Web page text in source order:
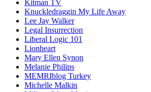
Kitman TV
Knuckledraggin My Life Away
Lee Jay Walker
Legal Insurrection
Liberal Logic 101
Lionheart
Mary Ellen Synon
Melanie Philips
MEMRIblog Turkey
Michelle Malkin